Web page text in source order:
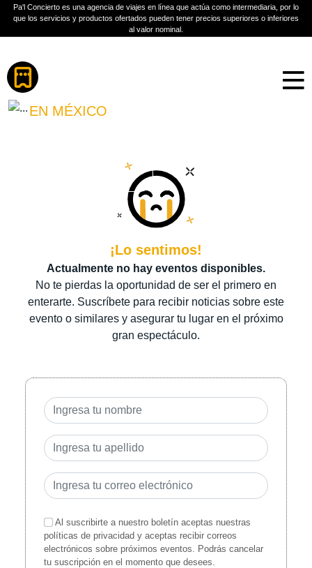
Pa'l Concierto es una agencia de viajes en línea que actúa como intermediaria, por lo
que los servicios y productos ofertados pueden tener precios superiores o inferiores
al valor nominal.
Boletos
DESTRIPANDO LA
HISTORIA
EN MÉXICO
¡Lo sentimos!
Actualmente no hay eventos disponibles.
No te pierdas la oportunidad de ser el primero en
enterarte. Suscríbete para recibir noticias sobre este
evento o similares y asegurar tu lugar en el próximo
gran espectáculo.
Al suscribirte a nuestro boletín aceptas nuestras
políticas de privacidad y aceptas recibir correos
electrónicos sobre próximos eventos. Podrás cancelar
tu suscripción en el momento que desees.